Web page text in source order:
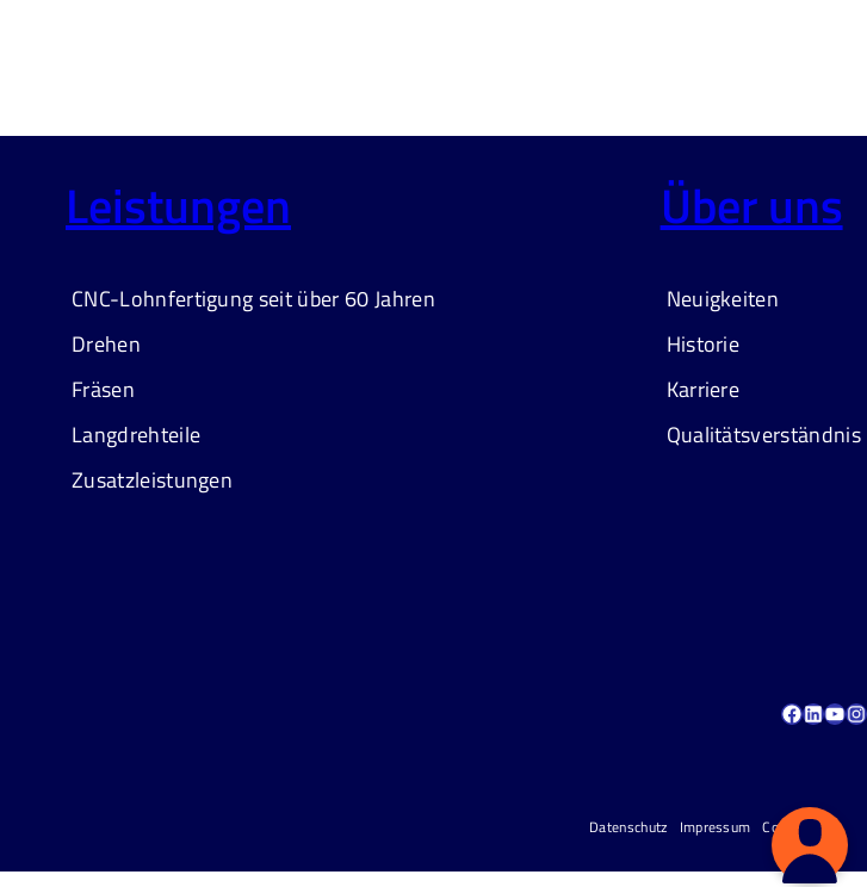
Leistungen
CNC-Lohnfertigung seit über 60 Jahren
Drehen
Fräsen
Langdrehteile
Zusatzleistungen
Über uns
Neuigkeiten
Historie
Karriere
Qualitätsverständnis
Facebook LinkedIn YouTube Instagram
Datenschutz Impressum Cookies